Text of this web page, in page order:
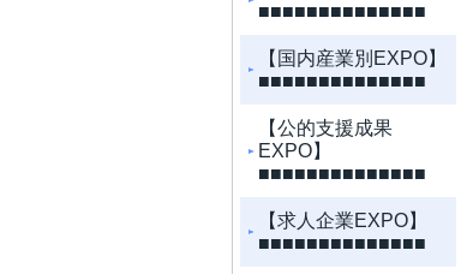
■■■■■■■■■■■■■■
【国内産業別EXPO】
■■■■■■■■■■■■■■
【公的支援成果
EXPO】
■■■■■■■■■■■■■■
【求人企業EXPO】
■■■■■■■■■■■■■■